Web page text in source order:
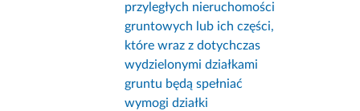
przyległych nieruchomości
gruntowych lub ich części,
które wraz z dotychczas
wydzielonymi działkami
gruntu będą spełniać
wymogi działki